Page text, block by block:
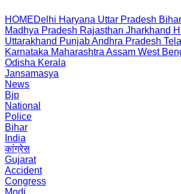
HOMEDelhi Haryana Uttar Pradesh Bihar
Madhya Pradesh Rajasthan Jharkhand
Uttarakhand PunjabAndhra Pradesh
Karnataka Maharashtra Assam West
Odisha Kerala
Jansamasya
News
Bjp
National
Police
Bihar
India
कांग्रेस
Gujarat
Accident
Congress
Modi